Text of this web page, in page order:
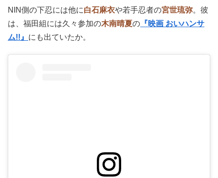
NIN側の下忍には他に白石麻衣や若手忍者の宮世琉弥。彼
は、福田組には久々参加の木南晴夏の 『映画 おいハンサ
ム!!』 にも出ていたか。